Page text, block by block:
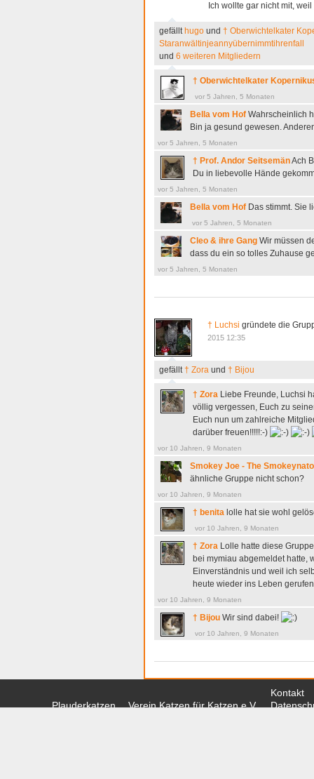
Ich wollte gar nicht mit,
gefällt hugo und † Oberwichtelkater
Staranwältinjeannyübernimmtihrenfall
und 6 weiteren Mitgliedern
† Oberwichtelkater
vor 5 Jahren, 5 Monaten
Bella vom Hof Wahrscheinlich
Bin ja gesund gewesen.
vor 5 Jahren, 5 Monaten
† Prof. Andor SeitsemänAch
Du in liebevolle Hände
vor 5 Jahren, 5 Monaten
Bella vom Hof Das stimmt. Sie
vor 5 Jahren, 5 Monaten
Cleo & ihre Gang Wir müssen
dass du ein so tolles Zuhause
vor 5 Jahren, 5 Monaten
† Luchsi gründete die
2015 12:35
gefällt† Zora und † Bijou
† Zora Liebe Freunde, Luchsi
völlig vergessen, Euch zu
Euch nun um zahlreiche
darüber freuen!!!!!:-)
vor 10 Jahren, 9 Monaten
Smokey Joe - The
ähnliche Gruppe nicht schon?
vor 10 Jahren, 9 Monaten
† benita lolle hat sie wohl
vor 10 Jahren, 9 Monaten
† Zora Lolle hatte diese
bei mymiau abgemeldet hatte,
Einverständnis und weil ich
heute wieder ins Leben
vor 10 Jahren, 9 Monaten
† Bijou Wir sind dabei!
vor 10 Jahren, 9 Monaten
Plauderkatzen Verein Katzen für Katzen e.V.
Kontakt